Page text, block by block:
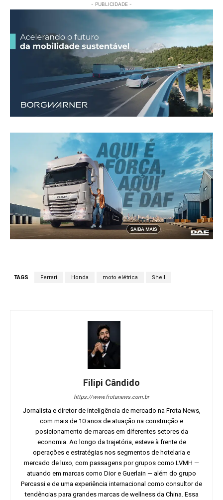
- PUBLICIDADE -
TAGS Ferrari Honda moto elétrica Shell
Filipi Cândido
https://www.frotanews.com.br
Jornalista e diretor de inteligência de mercado na Frota News,
com mais de 10 anos de atuação na construção e
posicionamento de marcas em diferentes setores da
economia. Ao longo da trajetória, esteve à frente de
operações e estratégias nos segmentos de hotelaria e
mercado de luxo, com passagens por grupos como LVMH —
atuando em marcas como Dior e Guerlain — além do grupo
Percassi e de uma experiência internacional como consultor de
tendências para grandes marcas de wellness da China. Essa